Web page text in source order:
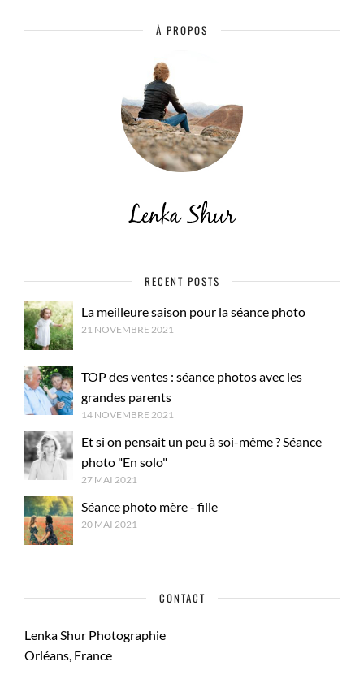
À PROPOS
RECENT POSTS
La meilleure saison pour la séance photo
21 NOVEMBRE 2021
TOP des ventes : séance photos avec les
grandes parents
14 NOVEMBRE 2021
Et si on pensait un peu à soi-même ? Séance
photo "En solo"
27 MAI 2021
Séance photo mère - fille
20 MAI 2021
CONTACT
Lenka Shur Photographie
Orléans, France